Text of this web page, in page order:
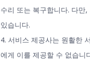
수리 또는 복구합니다. 다만
있습니다.
4. 서비스 제공사는 원활한
에게 이를 제공할 수 없습니